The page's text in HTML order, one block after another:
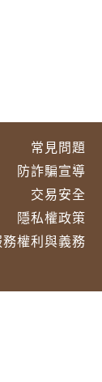
常見問題
防詐騙宣導
交易安全
隱私權政策
權利與義務